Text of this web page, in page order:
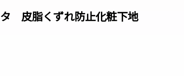
皮脂くずれ防止化粧下地